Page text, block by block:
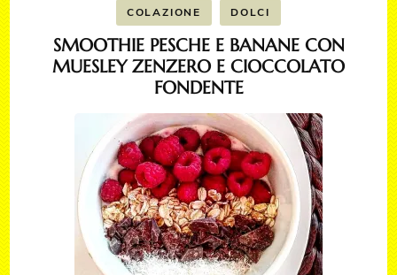
COLAZIONE DOLCI
SMOOTHIE PESCHE E BANANE CON
MUESLEY ZENZERO E CIOCCOLATO
FONDENTE